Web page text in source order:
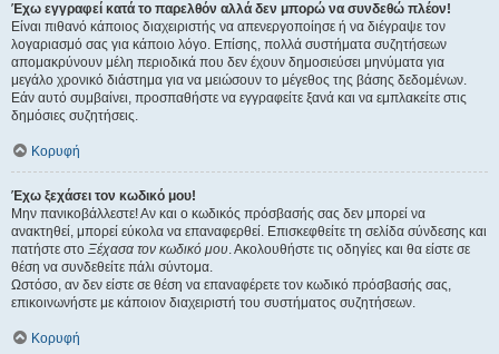
Έχω εγγραφεί κατά το παρελθόν αλλά δεν μπορώ να συνδεθώ πλέον!
Είναι πιθανό κάποιος διαχειριστής να απενεργοποίησε ή να διέγραψε τον
λογαριασμό σας για κάποιο λόγο. Επίσης, πολλά συστήματα συζητήσεων
απομακρύνουν μέλη περιοδικά που δεν έχουν δημοσιεύσει μηνύματα για
μεγάλο χρονικό διάστημα για να μειώσουν το μέγεθος της βάσης δεδομένων.
Εάν αυτό συμβαίνει, προσπαθήστε να εγγραφείτε ξανά και να εμπλακείτε στις
δημόσιες συζητήσεις.
Κορυφή
Έχω ξεχάσει τον κωδικό μου!
Μην πανικοβάλλεστε! Αν και ο κωδικός πρόσβασής σας δεν μπορεί να
ανακτηθεί, μπορεί εύκολα να επαναφερθεί. Επισκεφθείτε τη σελίδα σύνδεσης και
πατήστε στο Ξέχασα τον κωδικό μου. Ακολουθήστε τις οδηγίες και θα είστε σε
θέση να συνδεθείτε πάλι σύντομα.
Ωστόσο, αν δεν είστε σε θέση να επαναφέρετε τον κωδικό πρόσβασής σας,
επικοινωνήστε με κάποιον διαχειριστή του συστήματος συζητήσεων.
Κορυφή